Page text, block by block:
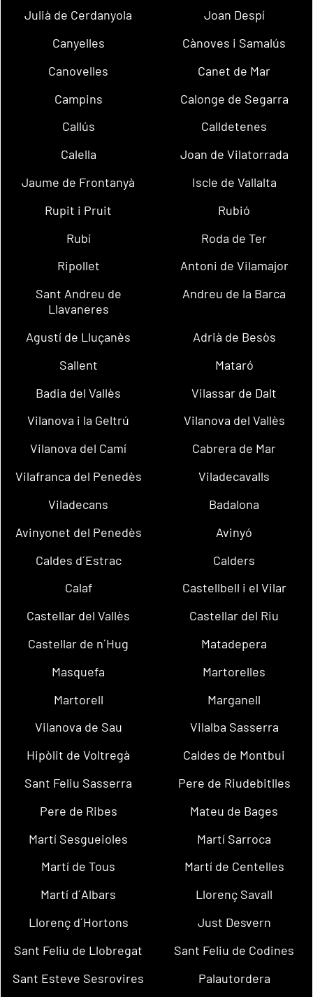
Julià de Cerdanyola
Joan Despí
Canyelles
Cànoves i Samalús
Canovelles
Canet de Mar
Campins
Calonge de Segarra
Callús
Calldetenes
Calella
Joan de Vilatorrada
Jaume de Frontanyà
Iscle de Vallalta
Rupit i Pruit
Rubió
Rubí
Roda de Ter
Ripollet
Antoni de Vilamajor
Sant Andreu de
Llavaneres
Andreu de la Barca
Agustí de Lluçanès
Adrià de Besòs
Sallent
Mataró
Badia del Vallès
Vilassar de Dalt
Vilanova i la Geltrú
Vilanova del Vallès
Vilanova del Camí
Cabrera de Mar
Vilafranca del Penedès
Viladecavalls
Viladecans
Badalona
Avinyonet del Penedès
Avinyó
Caldes d´Estrac
Calders
Calaf
Castellbell i el Vilar
Castellar del Vallès
Castellar del Riu
Castellar de n´Hug
Matadepera
Masquefa
Martorelles
Martorell
Marganell
Vilanova de Sau
Vilalba Sasserra
Hipòlit de Voltregà
Caldes de Montbui
Sant Feliu Sasserra
Pere de Riudebitlles
Pere de Ribes
Mateu de Bages
Martí Sesgueioles
Martí Sarroca
Martí de Tous
Martí de Centelles
Martí d´Albars
Llorenç Savall
Llorenç d´Hortons
Just Desvern
Sant Feliu de Llobregat
Sant Feliu de Codines
Sant Esteve Sesrovires
Palautordera